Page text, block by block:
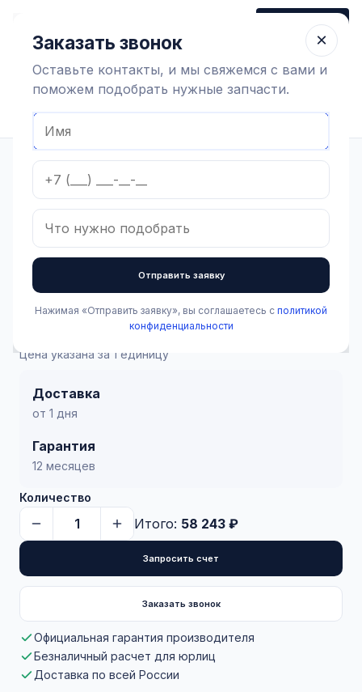
Заказать звонок
Учет молока
Счетчик молока (к GEA Westfalia)
Счетчик молока (к GEA
Westfalia)
Артикул:2.4.1.001Бренд:GEA
58 243 ₽
Цена указана за 1 единицу
Доставка
от 1 дня
Гарантия
12 месяцев
Количество
Итого: 58 243 ₽
Запросить счет
Заказать звонок
Официальная гарантия производителя
Безналичный расчет для юрлиц
Доставка по всей России
×
Заказать звонок
Оставьте контакты, и мы свяжемся с вами и
поможем подобрать нужные запчасти.
Отправить заявку
Нажимая «Отправить заявку», вы соглашаетесь с политикой
конфиденциальности